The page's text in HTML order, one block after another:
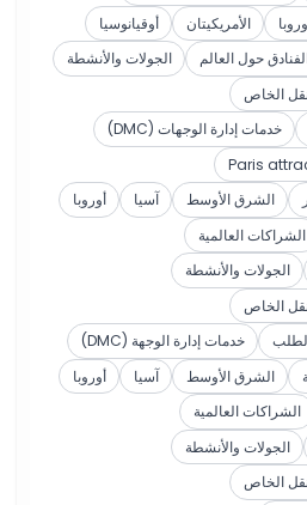
الأمريكيتان
أوقيانوسيا
حول العالم
الجولات والأنشطة
الخاص
خدمات إدارة الوجهات (DMC)
Paris
الشرق الأوسط آسيا
أوروبا
الشراكات العالمية
الجولات والأنشطة
الخاص
خدمات إدارة الوجهة (DMC)
الشرق الأوسط آسيا
أوروبا
الشراكات العالمية
الجولات والأنشطة
الخاص